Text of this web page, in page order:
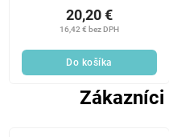
16,42 € bez DPH
20,20 €
Do košíka
Zákazníci